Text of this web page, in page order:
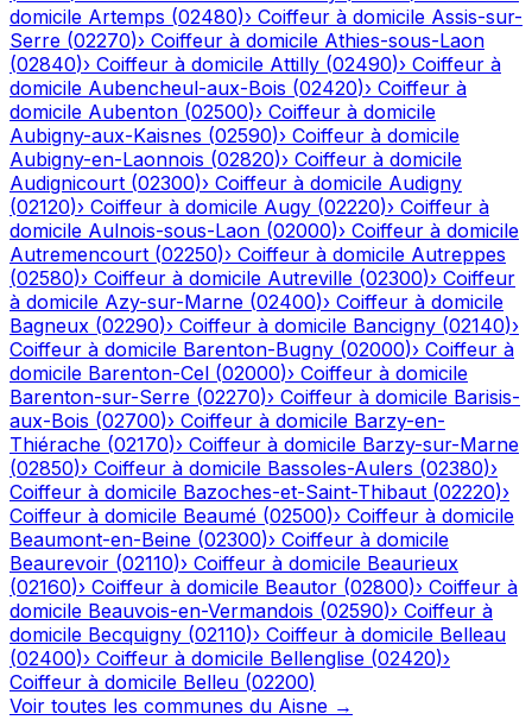
domicile Artemps (02480)› Coiffeur à domicile Assis-sur-
Serre (02270)› Coiffeur à domicile Athies-sous-Laon
(02840)› Coiffeur à domicile Attilly (02490)› Coiffeur à
domicile Aubencheul-aux-Bois (02420)› Coiffeur à
domicile Aubenton (02500)› Coiffeur à domicile
Aubigny-aux-Kaisnes (02590)› Coiffeur à domicile
Aubigny-en-Laonnois (02820)› Coiffeur à domicile
Audignicourt (02300)› Coiffeur à domicile Audigny
(02120)› Coiffeur à domicile Augy (02220)› Coiffeur à
domicile Aulnois-sous-Laon (02000)› Coiffeur à domicile
Autremencourt (02250)› Coiffeur à domicile Autreppes
(02580)› Coiffeur à domicile Autreville (02300)› Coiffeur
à domicile Azy-sur-Marne (02400)› Coiffeur à domicile
Bagneux (02290)› Coiffeur à domicile Bancigny (02140)›
Coiffeur à domicile Barenton-Bugny (02000)› Coiffeur à
domicile Barenton-Cel (02000)› Coiffeur à domicile
Barenton-sur-Serre (02270)› Coiffeur à domicile Barisis-
aux-Bois (02700)› Coiffeur à domicile Barzy-en-
Thiérache (02170)› Coiffeur à domicile Barzy-sur-Marne
(02850)› Coiffeur à domicile Bassoles-Aulers (02380)›
Coiffeur à domicile Bazoches-et-Saint-Thibaut (02220)›
Coiffeur à domicile Beaumé (02500)› Coiffeur à domicile
Beaumont-en-Beine (02300)› Coiffeur à domicile
Beaurevoir (02110)› Coiffeur à domicile Beaurieux
(02160)› Coiffeur à domicile Beautor (02800)› Coiffeur à
domicile Beauvois-en-Vermandois (02590)› Coiffeur à
domicile Becquigny (02110)› Coiffeur à domicile Belleau
(02400)› Coiffeur à domicile Bellenglise (02420)›
Coiffeur à domicile Belleu (02200)
Voir toutes les communes du Aisne →